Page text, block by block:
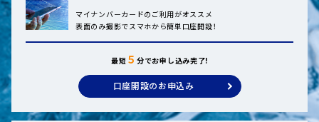
マイナンバーカードのご利用がオススメ
表面のみ撮影でスマホから簡単口座開設！
最短 ５分でお申し込み完了!
口座開設のお申込み